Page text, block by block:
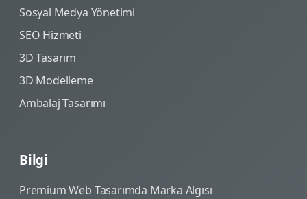
Sosyal Medya Yönetimi
SEO Hizmeti
3D Tasarım
3D Modelleme
Ambalaj Tasarımı
Bilgi
Premium Web Tasarımda Marka Algısı